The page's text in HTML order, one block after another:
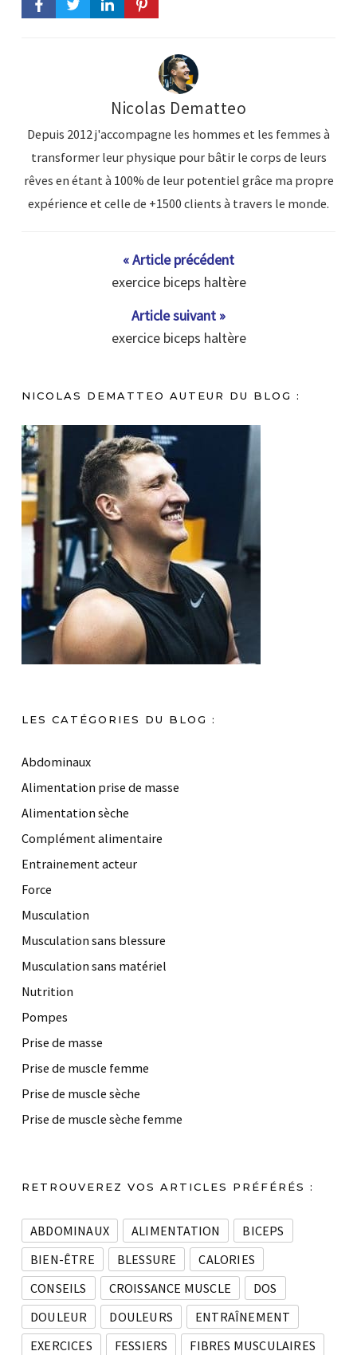
Nicolas Dematteo
Depuis 2012 j'accompagne les hommes et les femmes à
transformer leur physique pour bâtir le corps de leurs
rêves en étant à 100% de leur potentiel grâce ma propre
expérience et celle de +1500 clients à travers le monde.
« Article précédent
exercice biceps haltère
Article suivant »
exercice biceps haltère
NICOLAS DEMATTEO AUTEUR DU BLOG :
LES CATÉGORIES DU BLOG :
Abdominaux
Alimentation prise de masse
Alimentation sèche
Complément alimentaire
Entrainement acteur
Force
Musculation
Musculation sans blessure
Musculation sans matériel
Nutrition
Pompes
Prise de masse
Prise de muscle femme
Prise de muscle sèche
Prise de muscle sèche femme
RETROUVEREZ VOS ARTICLES PRÉFÉRÉS :
ABDOMINAUX ALIMENTATION
BICEPS
BIEN-ÊTRE
BLESSURE
CALORIES
CONSEILS
CROISSANCE MUSCLE
DOS
DOULEUR
DOULEURS
ENTRAÎNEMENT
EXERCICES
FESSIERS
FIBRES MUSCULAIRES